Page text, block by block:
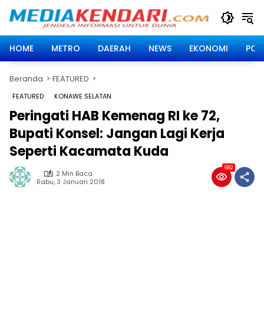
HOME
METRO DAERAH NEWS EKONOMI
Beranda FEATURED
FEATURED KONAWE SELATAN
Peringati HAB Kemenag RI ke 72,
Bupati Konsel: Jangan Lagi Kerja
Seperti Kacamata Kuda
2 Min Baca
Rabu, 3 Januari 2018
682